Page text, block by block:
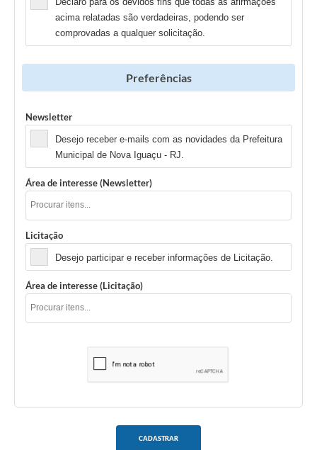
acima relatadas são verdadeiras, podendo ser
comprovadas a qualquer solicitação.
Preferências
Newsletter
Desejo receber e-mails com as novidades da Prefeitura
Municipal de Nova Iguaçu - RJ.
Área de interesse (Newsletter)
Licitação
Desejo participar e receber informações de Licitação.
Área de interesse (Licitação)
CADASTRAR